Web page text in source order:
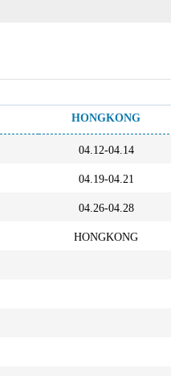
HONGKONG
04.12-04.14
04.19-04.21
04.26-04.28
HONGKONG